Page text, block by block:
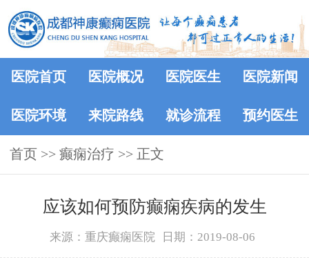
医院首页 医院概况 医院医生 医院新闻
医院环境 来院路线 就诊流程 预约医生
首页 >> 癫痫治疗 >> 正文
应该如何预防癫痫疾病的发生
来源：重庆癫痫医院 日期：2019-08-06